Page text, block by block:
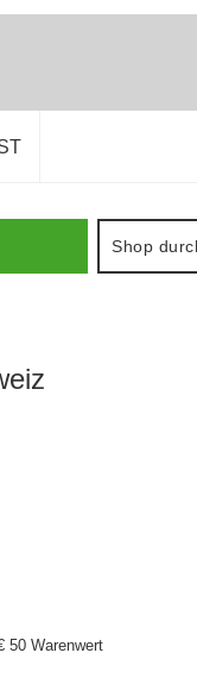
50 Warenwert